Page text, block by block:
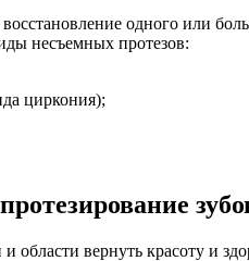
одного или
несъемных протезов:
циркония);
области вернуть красоту и